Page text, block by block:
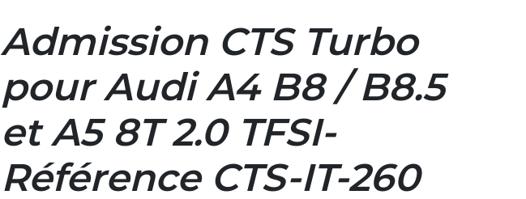
Admission CTS Turbo
pour Audi A4 B8 / B8.5
et A5 8T 2.0 TFSI-
Référence CTS-IT-260